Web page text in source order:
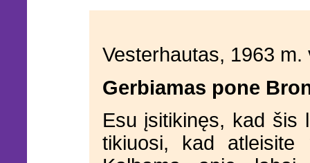
Vesterhautas, 1963 m.
Gerbiamas pone
Esu įsitikinęs, kad šis
tikiuosi, kad atleisite